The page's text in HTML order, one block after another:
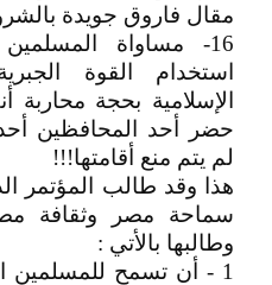
مقال فاروق جويدة
16- مساواة
استخدام القوة
الإسلامية بحجة محاربة
حضر أحد المحافظين أحد
لم يتم منع أقامتها!!!
هذا وقد طالب المؤتمر
سماحة مصر وثقافة
وطالبها بالأتي :
1 - أن تسمح للمسلمين